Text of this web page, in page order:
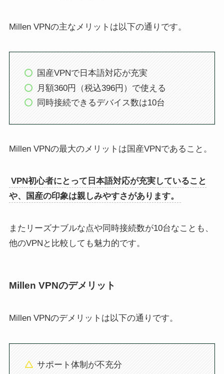
Millen VPNの主なメリットは以下の通りです。
国産VPNで日本語対応が充実
月額360円（税込396円）で使える
同時接続できるデバイス数は10台
Millen VPNの最大のメリットは国産VPNであること。
VPN初心者にとって日本語対応が充実していること
や、国産の印象は親しみやすさがあります。
またリーズナブルな点や同時接続数が10台なことも、
他のVPNと比較しても魅力的です。
Millen VPNのデメリット
Millen VPNのデメリットは以下の通りです。
サポート体制が不充分